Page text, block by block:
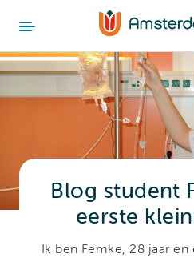
Blog student
eerste
Ik ben Femke, 28 jaar